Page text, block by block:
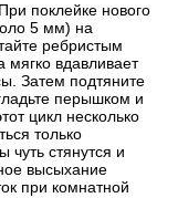
поклейке нового
5 мм) на
ребристым
мягко вдавливает
Затем подтяните
перышком и
цикл несколько
только
стянутся и
высыхание
при комнатной